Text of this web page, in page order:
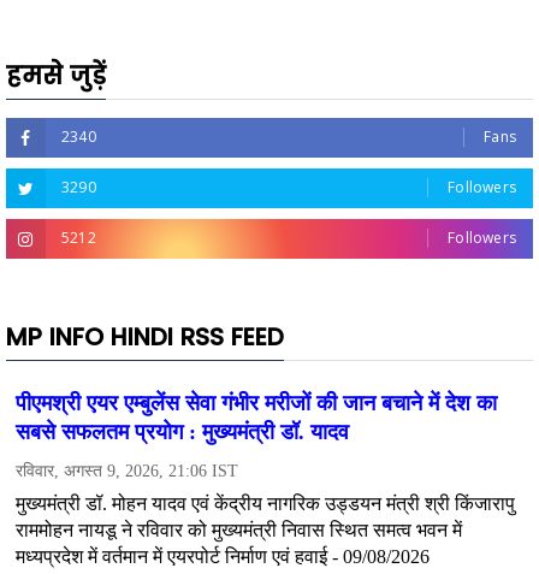
हमसे जुड़ें
2340 Fans
3290 Followers
5212 Followers
MP INFO HINDI RSS FEED